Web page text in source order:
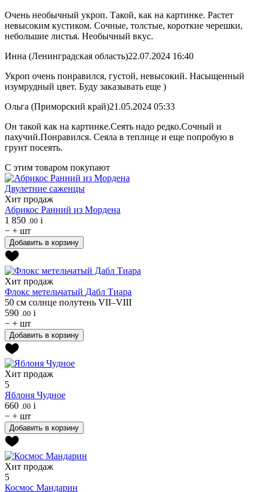
Очень необычный укроп. Такой, как на картинке. Растет
невысоким кустиком. Сочные, толстые, короткие черешки,
небольшие листья. Необычный вкус.
Инна (Ленинградская область)22.07.2024 16:40
Укроп очень понравился, густой, невысокий. Насыщенный
изумрудный цвет. Буду заказывать еще )
Ольга (Приморский край)21.05.2024 05:33
Он такой как на картинке.Сеять надо редко.Сочный и
пахучий.Понравился. Сеяла в теплице и еще попробую в
грунт посеять.
С этим товаром покупают
Двулетние саженцы
Хит продаж
Абрикос Ранний из Мордена
1 850 .00 i
− + шт
Добавить в корзину
Хит продаж
Флокс метельчатый Дабл Тиара
50 см солнце полутень VII–VIII
590 .00 i
− + шт
Добавить в корзину
Хит продаж
5
Яблоня Чудное
660 .00 i
− + шт
Добавить в корзину
Хит продаж
5
Космос Мандарин